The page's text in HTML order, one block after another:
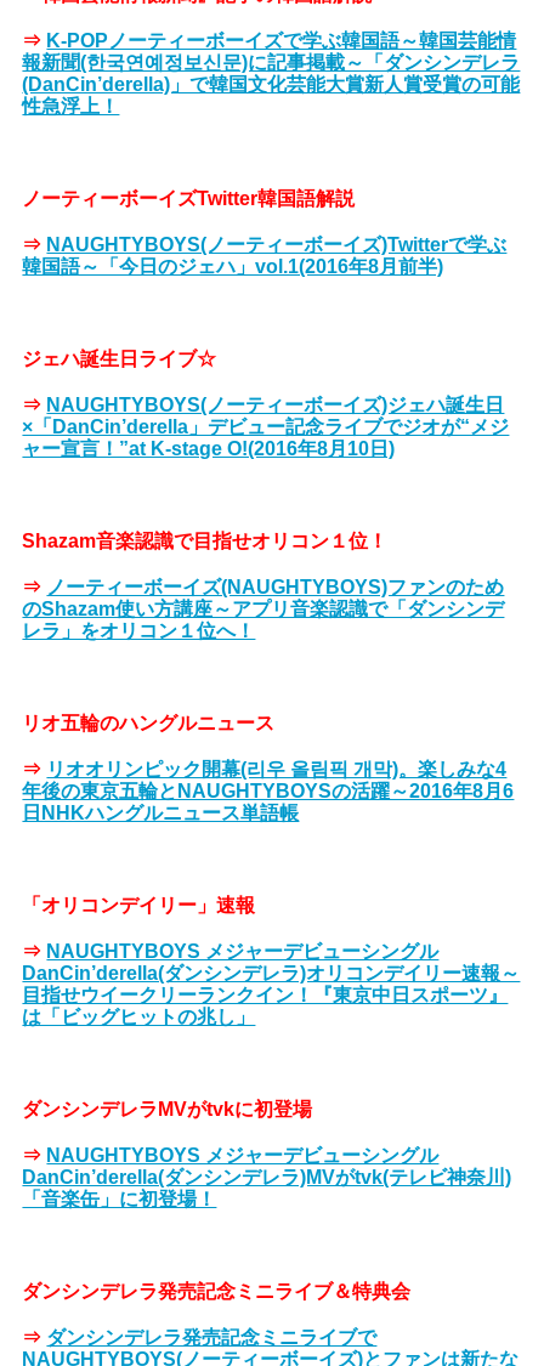
⇒ K-POPノーティーボーイズで学ぶ韓国語～韓国芸能情
報新聞(한국연예정보신문)に記事掲載～「ダンシンデレラ
(DanCin’derella)」で韓国文化芸能大賞新人賞受賞の可能
性急浮上！
ノーティーボーイズTwitter韓国語解説
⇒ NAUGHTYBOYS(ノーティーボーイズ)Twitterで学ぶ
韓国語～「今日のジェハ」vol.1(2016年8月前半)
ジェハ誕生日ライブ☆
⇒ NAUGHTYBOYS(ノーティーボーイズ)ジェハ誕生日
×「DanCin’derella」デビュー記念ライブでジオが“メジ
ャー宣言！”at K-stage O!(2016年8月10日)
Shazam音楽認識で目指せオリコン１位！
⇒ ノーティーボーイズ(NAUGHTYBOYS)ファンのため
のShazam使い方講座～アプリ音楽認識で「ダンシンデ
レラ」をオリコン１位へ！
リオ五輪のハングルニュース
⇒ リオオリンピック開幕(리우 올림픽 개막)。楽しみな4
年後の東京五輪とNAUGHTYBOYSの活躍～2016年8月6
日NHKハングルニュース単語帳
「オリコンデイリー」速報
⇒ NAUGHTYBOYS メジャーデビューシングル
DanCin’derella(ダンシンデレラ)オリコンデイリー速報～
目指せウイークリーランクイン！『東京中日スポーツ』
は「ビッグヒットの兆し」
ダンシンデレラMVがtvkに初登場
⇒ NAUGHTYBOYS メジャーデビューシングル
DanCin’derella(ダンシンデレラ)MVがtvk(テレビ神奈川)
「音楽缶」に初登場！
ダンシンデレラ発売記念ミニライブ＆特典会
⇒ ダンシンデレラ発売記念ミニライブで
NAUGHTYBOYS(ノーティーボーイズ)とファンは新たな